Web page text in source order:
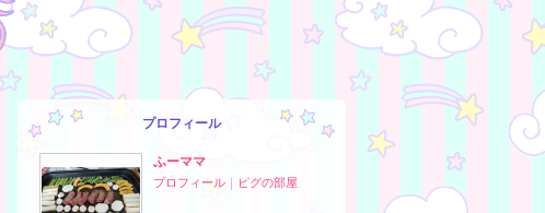
プロフィール
ふーママ
プロフィール ｜ ピグの部屋